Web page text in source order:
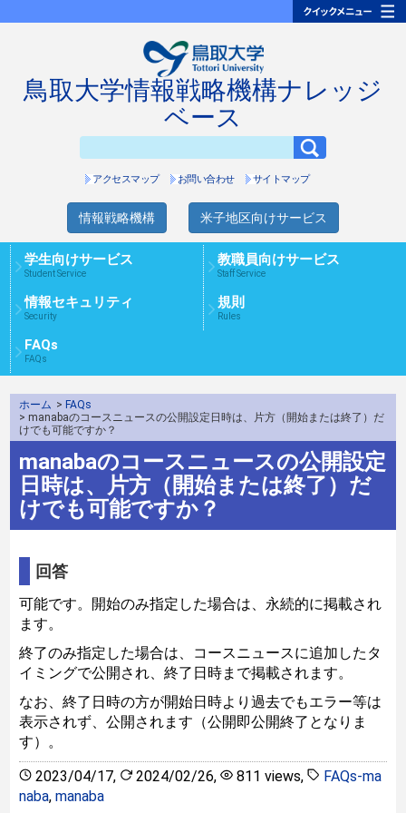
鳥取大学情報戦略機構ナレッジ
ベース
アクセスマップ お問い合わせ サイトマップ
情報戦略機構 米子地区向けサービス
学生向けサービス
Student Service
教職員向けサービス
Staff Service
情報セキュリティ
Security
規則
Rules
FAQs
FAQs
ホーム >FAQs
> manabaのコースニュースの公開設定日時は、片方（開始または終了）だ
けでも可能ですか？
manabaのコースニュースの公開設定
日時は、片方（開始または終了）だ
けでも可能ですか？
回答
可能です。開始のみ指定した場合は、永続的に掲載され
ます。
終了のみ指定した場合は、コースニュースに追加したタ
イミングで公開され、終了日時まで掲載されます。
なお、終了日時の方が開始日時より過去でもエラー等は
表示されず、公開されます（公開即公開終了となりま
す）。
2023/04/17, 2024/02/26, 811 views,
FAQs-ma
naba,manaba